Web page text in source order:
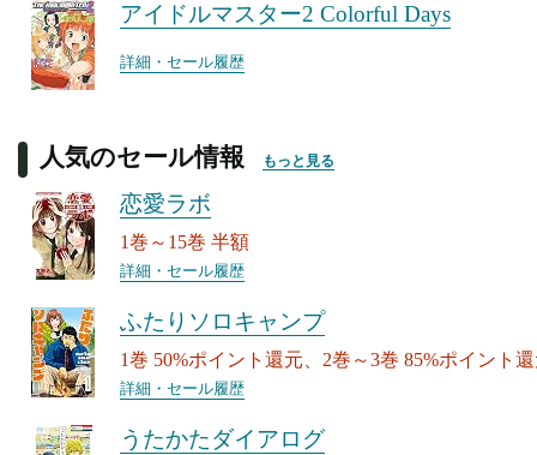
アイドルマスター2 Colorful Days
詳細・セール履歴
人気のセール情報 もっと見る
恋愛ラボ
1巻～15巻 半額
詳細・セール履歴
ふたりソロキャンプ
1巻 50%ポイント還元、2巻～3巻 85%ポイント
詳細・セール履歴
うたかたダイアログ